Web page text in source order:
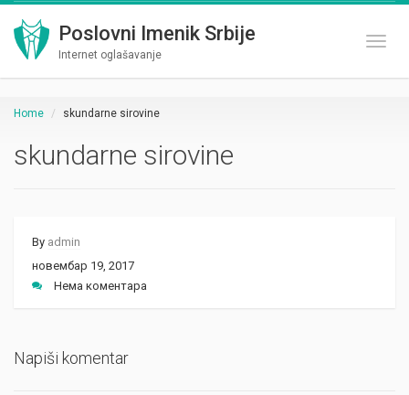
Poslovni Imenik Srbije
Internet oglašavanje
Home skundarne sirovine
skundarne sirovine
By admin
новембар 19, 2017
Нема коментара
Napiši komentar